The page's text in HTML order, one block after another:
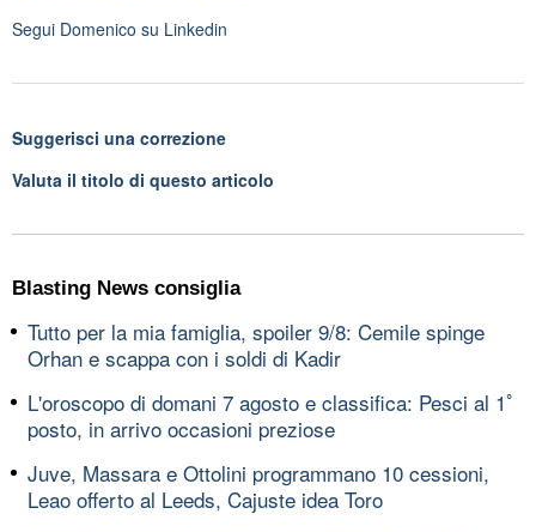
Segui Domenico su Linkedin
Suggerisci una correzione
Valuta il titolo di questo articolo
Blasting News consiglia
Tutto per la mia famiglia, spoiler 9/8: Cemile spinge
Orhan e scappa con i soldi di Kadir
L'oroscopo di domani 7 agosto e classifica: Pesci al 1ﾟ
posto, in arrivo occasioni preziose
Juve, Massara e Ottolini programmano 10 cessioni,
Leao offerto al Leeds, Cajuste idea Toro